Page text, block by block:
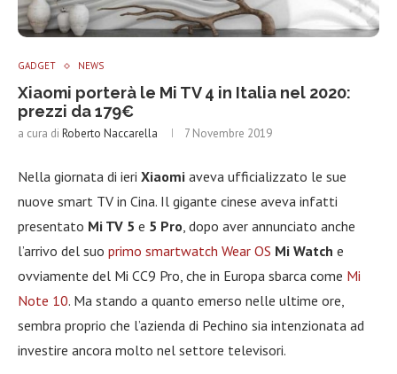
GADGET NEWS
Xiaomi porterà le Mi TV 4 in Italia nel 2020:
prezzi da 179€
a cura di Roberto Naccarella 7 Novembre 2019
Nella giornata di ieri Xiaomi aveva ufficializzato le sue
nuove smart TV in Cina. Il gigante cinese aveva infatti
presentato Mi TV 5 e 5 Pro, dopo aver annunciato anche
l’arrivo del suo primo smartwatch Wear OS Mi Watch e
ovviamente del Mi CC9 Pro, che in Europa sbarca come Mi
Note 10. Ma stando a quanto emerso nelle ultime ore,
sembra proprio che l’azienda di Pechino sia intenzionata ad
investire ancora molto nel settore televisori.